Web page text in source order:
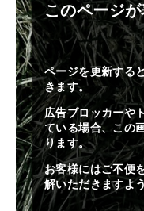
このページ
ページを更新する
きます。
広告ブロッカーや
ている場合、この
ります。
お客様にはご不便
解いただきますよ